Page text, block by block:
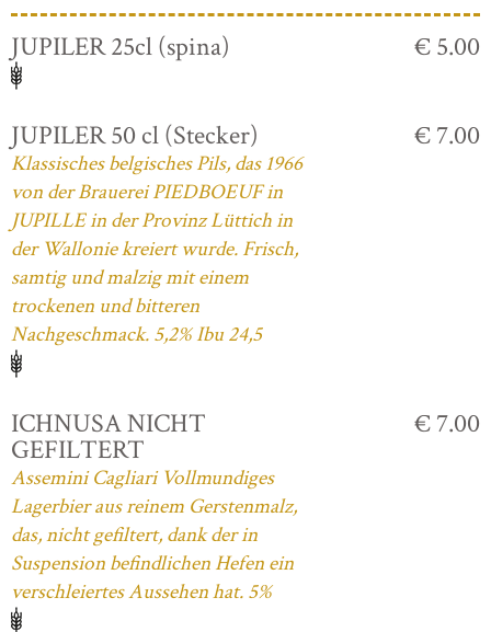
JUPILER 25cl (spina) € 5.00
JUPILER 50 cl (Stecker)
Klassisches belgisches Pils, das 1966
von der Brauerei PIEDBOEUF in
JUPILLE in der Provinz Lüttich in
der Wallonie kreiert wurde. Frisch,
samtig und malzig mit einem
trockenen und bitteren
Nachgeschmack. 5,2% Ibu 24,5
€ 7.00
ICHNUSA NICHT
GEFILTERT
Assemini Cagliari Vollmundiges
Lagerbier aus reinem Gerstenmalz,
das, nicht gefiltert, dank der in
Suspension befindlichen Hefen ein
verschleiertes Aussehen hat. 5%
€ 7.00